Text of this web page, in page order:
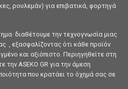
ρουλεμάν) για επιβατικά, φορτηγά
διαθέτουμε την τεχνογνωσία μιας
, εξασφαλίζοντας ότι κάθε προϊόν
και αξιόπιστο. Περιηγηθείτε στη
την ASEKO GR για την άμεση
που κρατάει το όχημά σας σε